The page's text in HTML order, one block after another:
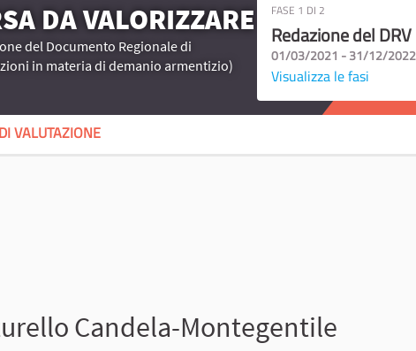
DA VALORIZZARE
del Documento Regionale di
in materia di demanio armentizio)
FASE 1 DI 2
Redazione del DRV
01/03/2021 - 31/12/2022
Visualizza le fasi
VALUTAZIONE
Candela-Montegentile